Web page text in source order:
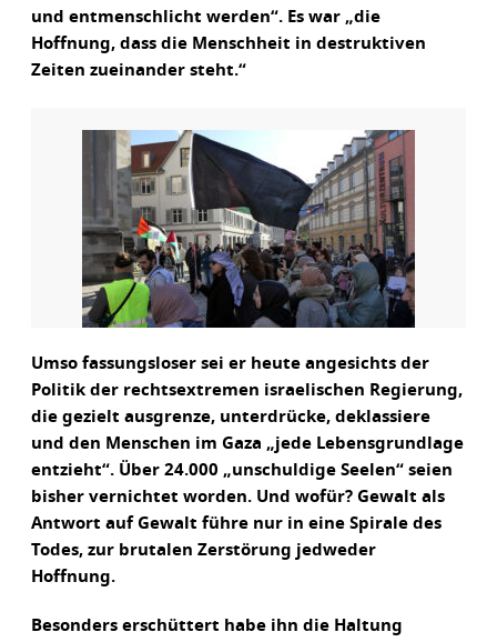
und entmenschlicht werden“. Es war „die
Hoffnung, dass die Menschheit in destruktiven
Zeiten zueinander steht.“
Umso fassungsloser sei er heute angesichts der
Politik der rechtsextremen israelischen Regierung,
die gezielt ausgrenze, unterdrücke, deklassiere
und den Menschen im Gaza „jede Lebensgrundlage
entzieht“. Über 24.000 „unschuldige Seelen“ seien
bisher vernichtet worden. Und wofür? Gewalt als
Antwort auf Gewalt führe nur in eine Spirale des
Todes, zur brutalen Zerstörung jedweder
Hoffnung.
Besonders erschüttert habe ihn die Haltung